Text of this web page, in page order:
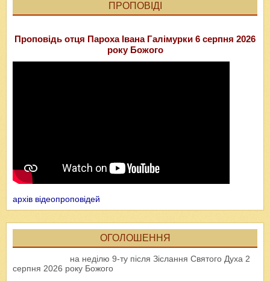
ПРОПОВІДІ
Проповідь отця Пароха Івана Галімурки 6 серпня 2026
року Божого
архів відеопроповідей
ОГОЛОШЕННЯ
на неділю 9-ту після Зіслання Святого Духа 2
серпня 2026 року Божого